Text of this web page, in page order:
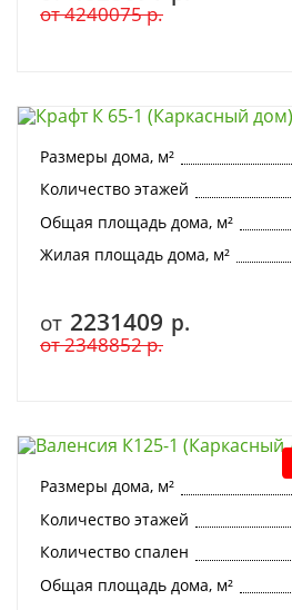
от4240075р.
Размеры дома, м²
Количество этажей
Общая площадь дома, м²
Жилая площадь дома, м²
от 2231409 р.
от2348852р.
Размеры дома, м²
Количество этажей
Количество спален
Общая площадь дома, м²